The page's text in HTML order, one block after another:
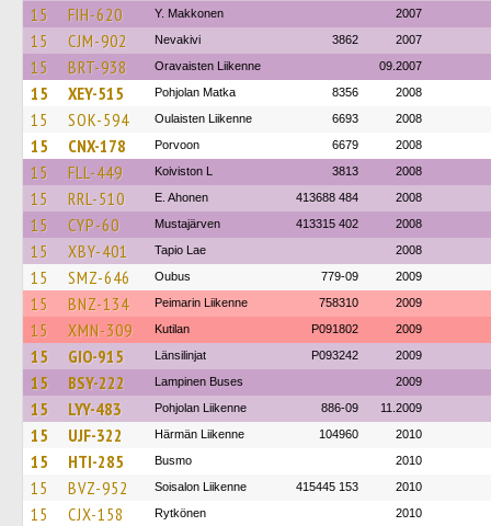
15 FIH-620 Y. Makkonen 2007
15 CJM-902 Nevakivi 3862 2007
15 BRT-938 Oravaisten Liikenne 09.2007
15 XEY-515 Pohjolan Matka 8356 2008
15 SOK-594 Oulaisten Liikenne 6693 2008
15 CNX-178 Porvoon 6679 2008
15 FLL-449 Koiviston L 3813 2008
15 RRL-510 E. Ahonen 413688 484 2008
15 CYP-60 Mustajärven 413315 402 2008
15 XBY-401 Tapio Lae 2008
15 SMZ-646 Oubus 779-09 2009
15 BNZ-134 Peimarin Liikenne 758310 2009
15 XMN-309 Kutilan P091802 2009
15 GIO-915 Länsilinjat P093242 2009
15 BSY-222 Lampinen Buses 2009
15 LYY-483 Pohjolan Liikenne 886-09 11.2009
15 UJF-322 Härmän Liikenne 104960 2010
15 HTI-285 Busmo 2010
15 BVZ-952 Soisalon Liikenne 415445 153 2010
15 CJX-158 Rytkönen 2010